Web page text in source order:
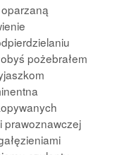
pożebrałem
prawoznawczej